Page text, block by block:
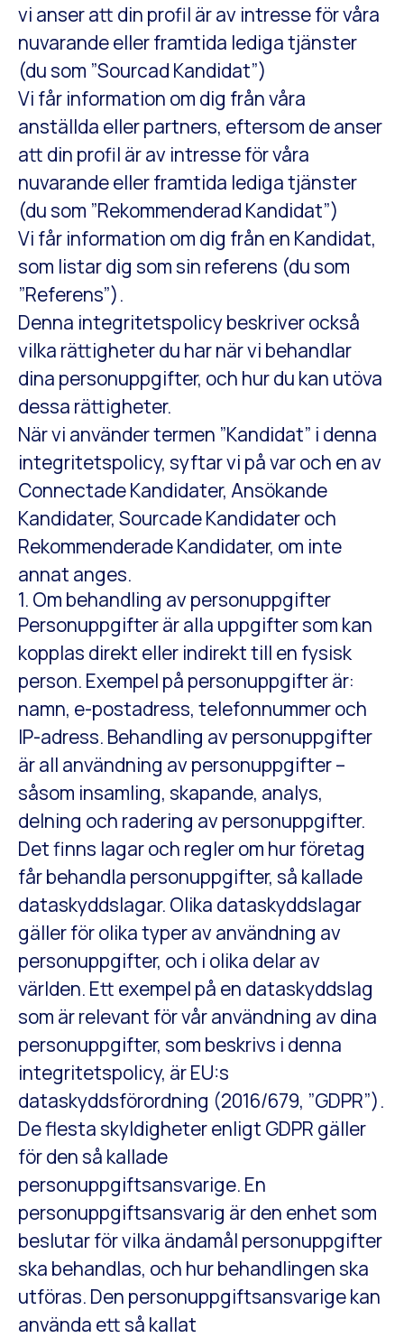
vi anser att din profil är av intresse för våra
nuvarande eller framtida lediga tjänster
(du som ”Sourcad Kandidat”)
Vi får information om dig från våra
anställda eller partners, eftersom de anser
att din profil är av intresse för våra
nuvarande eller framtida lediga tjänster
(du som ”Rekommenderad Kandidat”)
Vi får information om dig från en Kandidat,
som listar dig som sin referens (du som
”Referens”).
Denna integritetspolicy beskriver också
vilka rättigheter du har när vi behandlar
dina personuppgifter, och hur du kan utöva
dessa rättigheter.
När vi använder termen ”Kandidat” i denna
integritetspolicy, syftar vi på var och en av
Connectade Kandidater, Ansökande
Kandidater, Sourcade Kandidater och
Rekommenderade Kandidater, om inte
annat anges.
1. Om behandling av personuppgifter
Personuppgifter är alla uppgifter som kan
kopplas direkt eller indirekt till en fysisk
person. Exempel på personuppgifter är:
namn, e-postadress, telefonnummer och
IP-adress. Behandling av personuppgifter
är all användning av personuppgifter –
såsom insamling, skapande, analys,
delning och radering av personuppgifter.
Det finns lagar och regler om hur företag
får behandla personuppgifter, så kallade
dataskyddslagar. Olika dataskyddslagar
gäller för olika typer av användning av
personuppgifter, och i olika delar av
världen. Ett exempel på en dataskyddslag
som är relevant för vår användning av dina
personuppgifter, som beskrivs i denna
integritetspolicy, är EU:s
dataskyddsförordning (2016/679, ”GDPR”).
De flesta skyldigheter enligt GDPR gäller
för den så kallade
personuppgiftsansvarige. En
personuppgiftsansvarig är den enhet som
beslutar för vilka ändamål personuppgifter
ska behandlas, och hur behandlingen ska
utföras. Den personuppgiftsansvarige kan
använda ett så kallat